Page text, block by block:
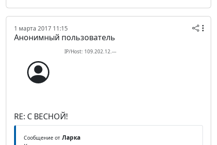
1 марта 2017 11:15
Анонимный пользователь
IP/Host: 109.202.12.---
RE: С ВЕСНОЙ!
Сообщение от Ларка